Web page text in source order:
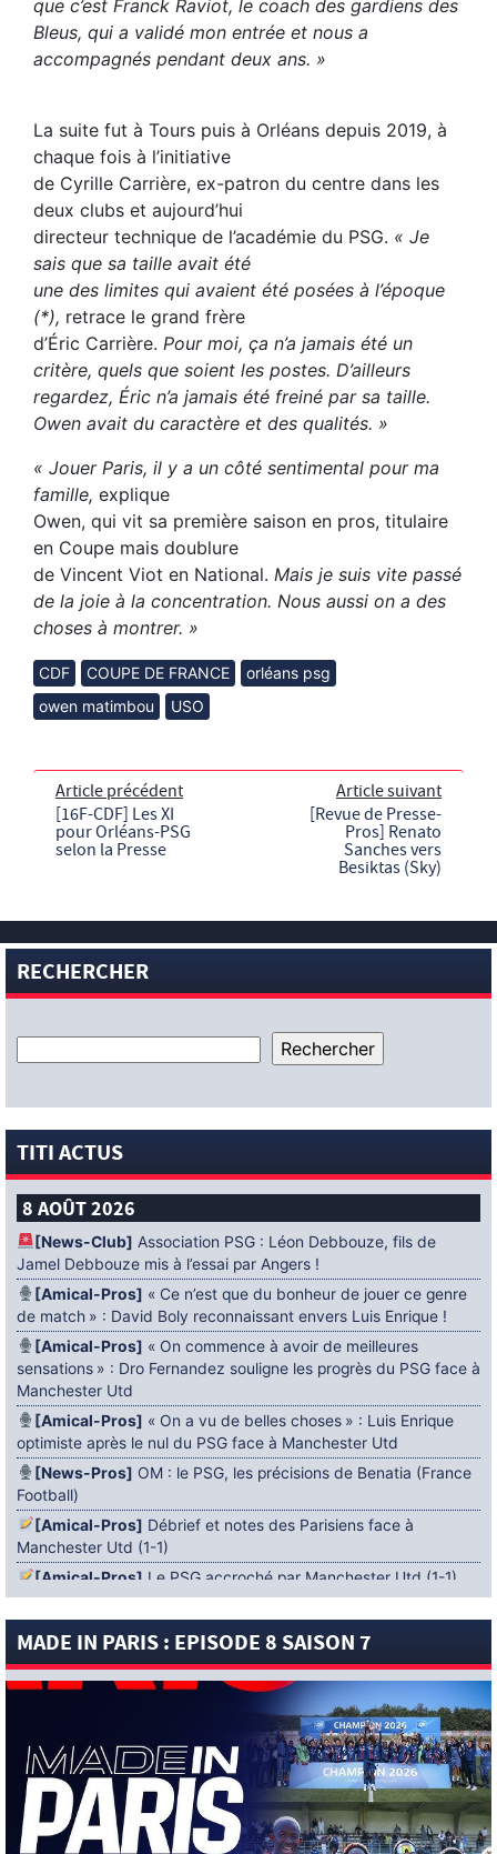
que c’est Franck Raviot, le coach des gardiens des
Bleus, qui a validé mon entrée et nous a
accompagnés pendant deux ans. »
La suite fut à Tours puis à Orléans depuis 2019, à
chaque fois à l’initiative
de Cyrille Carrière, ex-patron du centre dans les
deux clubs et aujourd’hui
directeur technique de l’académie du PSG. « Je
sais que sa taille avait été
une des limites qui avaient été posées à l’époque
(*), retrace le grand frère
d’Éric Carrière. Pour moi, ça n’a jamais été un
critère, quels que soient les postes. D’ailleurs
regardez, Éric n’a jamais été freiné par sa taille.
Owen avait du caractère et des qualités. »
« Jouer Paris, il y a un côté sentimental pour ma
famille, explique
Owen, qui vit sa première saison en pros, titulaire
en Coupe mais doublure
de Vincent Viot en National. Mais je suis vite passé
de la joie à la concentration. Nous aussi on a des
choses à montrer. »
CDF COUPE DE FRANCE
orléans psg
owen matimbou
USO
Article précédent
[16F-CDF] Les XI
pour Orléans-PSG
selon la Presse
Article suivant
[Revue de Presse-
Pros] Renato
Sanches vers
Besiktas (Sky)
RECHERCHER
TITI ACTUS
8 AOÛT 2026
[News-Club] Association PSG : Léon Debbouze, fils de
Jamel Debbouze mis à l’essai par Angers !
[Amical-Pros] « Ce n’est que du bonheur de jouer ce genre
de match » : David Boly reconnaissant envers Luis Enrique !
[Amical-Pros] « On commence à avoir de meilleures
sensations » : Dro Fernandez souligne les progrès du PSG face à
Manchester Utd
[Amical-Pros] « On a vu de belles choses » : Luis Enrique
optimiste après le nul du PSG face à Manchester Utd
[News-Pros] OM : le PSG, les précisions de Benatia (France
Football)
[Amical-Pros] Débrief et notes des Parisiens face à
Manchester Utd (1-1)
[Amical-Pros] Le PSG accroché par Manchester Utd (1-1)
5 AOÛT 2026
[News-Pros]Le Barça aurait fixé une deadline au PSG dans
le dossier Ferran Torres (Diario Sport)
[News-Pros]Amical : Le groupe du PSG avec 15 Titis face à
Majorque ! (Officiel)
[News-Pros]
Rumeur : Le Bayer Leverkusen aurait lancé des
négociations pour Ibrahim Mbaye (Ben Jacobs)
MADE IN PARIS : EPISODE 8 SAISON 7